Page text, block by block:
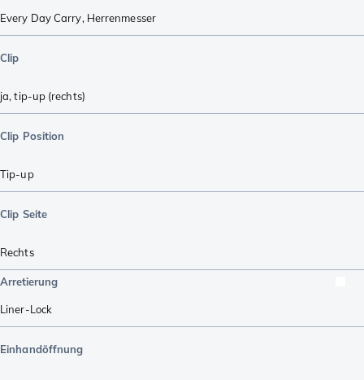
Every Day Carry, Herrenmesser
Clip
ja, tip-up (rechts)
Clip Position
Tip-up
Clip Seite
Rechts
Arretierung
Liner-Lock
Einhandöffnung